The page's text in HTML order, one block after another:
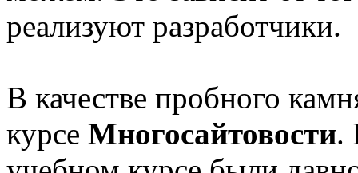
реализуют разработчики.
В качестве пробного
курсе Многосайтовости.